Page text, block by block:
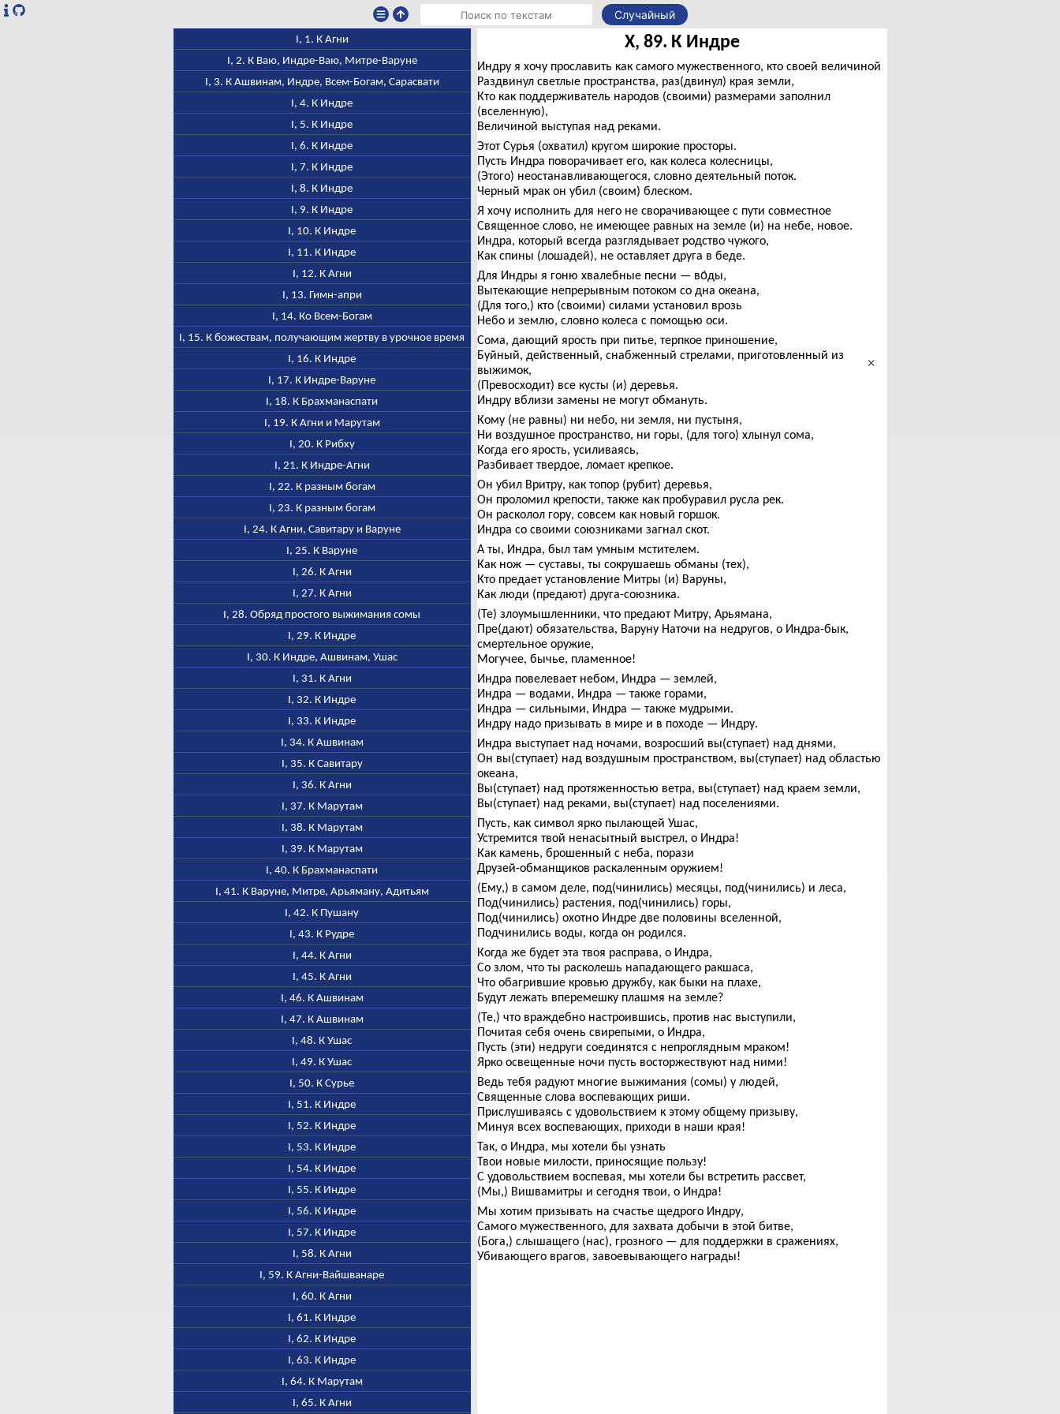
Случайный
I, 1. К Агни
I, 2. К Ваю, Индре-Ваю, Митре-Варуне
I, 3. К Ашвинам, Индре, Всем-Богам, Сарасвати
I, 4. К Индре
I, 5. К Индре
I, 6. К Индре
I, 7. К Индре
I, 8. К Индре
I, 9. К Индре
I, 10. К Индре
I, 11. К Индре
I, 12. К Агни
I, 13. Гимн-апри
I, 14. Ко Всем-Богам
I, 15. К божествам, получающим жертву в урочное время
I, 16. К Индре
I, 17. К Индре-Варуне
I, 18. К Брахманаспати
I, 19. К Агни и Марутам
I, 20. К Рибху
I, 21. К Индре-Агни
I, 22. К разным богам
I, 23. К разным богам
I, 24. К Агни, Савитару и Варуне
I, 25. К Варуне
I, 26. К Агни
I, 27. К Агни
I, 28. Обряд простого выжимания сомы
I, 29. К Индре
I, 30. К Индре, Ашвинам, Ушас
I, 31. К Агни
I, 32. К Индре
I, 33. К Индре
I, 34. К Ашвинам
I, 35. К Савитару
I, 36. К Агни
I, 37. К Марутам
I, 38. К Марутам
I, 39. К Марутам
I, 40. К Брахманаспати
I, 41. К Варуне, Митре, Арьяману, Адитьям
I, 42. К Пушану
I, 43. К Рудре
I, 44. К Агни
I, 45. К Агни
I, 46. К Ашвинам
I, 47. К Ашвинам
I, 48. К Ушас
I, 49. К Ушас
I, 50. К Сурье
I, 51. К Индре
I, 52. К Индре
I, 53. К Индре
I, 54. К Индре
I, 55. К Индре
I, 56. К Индре
I, 57. К Индре
I, 58. К Агни
I, 59. К Агни-Вайшванаре
I, 60. К Агни
I, 61. К Индре
I, 62. К Индре
I, 63. К Индре
I, 64. К Марутам
I, 65. К Агни
×
X, 89. К Индре
Индру я хочу прославить как самого мужественного, кто своей величиной
Раздвинул светлые пространства, раз(двинул) края земли,
Кто как поддерживатель народов (своими) размерами заполнил
(вселенную),
Величиной выступая над реками.
Этот Сурья (охватил) кругом широкие просторы.
Пусть Индра поворачивает его, как колеса колесницы,
(Этого) неостанавливающегося, словно деятельный поток.
Черный мрак он убил (своим) блеском.
Я хочу исполнить для него не сворачивающее с пути совместное
Священное слово, не имеющее равных на земле (и) на небе, новое.
Индра, который всегда разглядывает родство чужого,
Как спины (лошадей), не оставляет друга в беде.
Для Индры я гоню хвалебные песни — во́ды,
Вытекающие непрерывным потоком со дна океана,
(Для того,) кто (своими) силами установил врозь
Небо и землю, словно колеса с помощью оси.
Сома, дающий ярость при питье, терпкое приношение,
Буйный, действенный, снабженный стрелами, приготовленный из
выжимок,
(Превосходит) все кусты (и) деревья.
Индру вблизи замены не могут обмануть.
Кому (не равны) ни небо, ни земля, ни пустыня,
Ни воздушное пространство, ни горы, (для того) хлынул сома,
Когда его ярость, усиливаясь,
Разбивает твердое, ломает крепкое.
Он убил Вритру, как топор (рубит) деревья,
Он проломил крепости, также как пробуравил русла рек.
Он расколол гору, совсем как новый горшок.
Индра со своими союзниками загнал скот.
А ты, Индра, был там умным мстителем.
Как нож — суставы, ты сокрушаешь обманы (тех),
Кто предает установление Митры (и) Варуны,
Как люди (предают) друга-союзника.
(Те) злоумышленники, что предают Митру, Арьямана,
Пре(дают) обязательства, Варуну Наточи на недругов, о Индра-бык,
смертельное оружие,
Могучее, бычье, пламенное!
Индра повелевает небом, Индра — землей,
Индра — водами, Индра — также горами,
Индра — сильными, Индра — также мудрыми.
Индру надо призывать в мире и в походе — Индру.
Индра выступает над ночами, возросший вы(ступает) над днями,
Он вы(ступает) над воздушным пространством, вы(ступает) над областью
океана,
Вы(ступает) над протяженностью ветра, вы(ступает) над краем земли,
Вы(ступает) над реками, вы(ступает) над поселениями.
Пусть, как символ ярко пылающей Ушас,
Устремится твой ненасытный выстрел, о Индра!
Как камень, брошенный с неба, порази
Друзей-обманщиков раскаленным оружием!
(Ему,) в самом деле, под(чинились) месяцы, под(чинились) и леса,
Под(чинились) растения, под(чинились) горы,
Под(чинились) охотно Индре две половины вселенной,
Подчинились воды, когда он родился.
Когда же будет эта твоя расправа, о Индра,
Со злом, что ты расколешь нападающего ракшаса,
Что обагрившие кровью дружбу, как быки на плахе,
Будут лежать вперемешку плашмя на земле?
(Те,) что враждебно настроившись, против нас выступили,
Почитая себя очень свирепыми, о Индра,
Пусть (эти) недруги соединятся с непроглядным мраком!
Ярко освещенные ночи пусть восторжествуют над ними!
Ведь тебя радуют многие выжимания (сомы) у людей,
Священные слова воспевающих риши.
Прислушиваясь с удовольствием к этому общему призыву,
Минуя всех воспевающих, приходи в наши края!
Так, о Индра, мы хотели бы узнать
Твои новые милости, приносящие пользу!
С удовольствием воспевая, мы хотели бы встретить рассвет,
(Мы,) Вишвамитры и сегодня твои, о Индра!
Мы хотим призывать на счастье щедрого Индру,
Самого мужественного, для захвата добычи в этой битве,
(Бога,) слышащего (нас), грозного — для поддержки в сражениях,
Убивающего врагов, завоевывающего награды!